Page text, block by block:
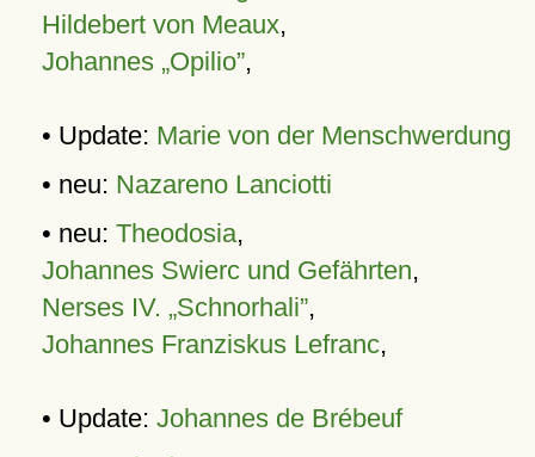
Hildebert von Meaux,
Johannes „Opilio”,
• Update: Marie von der Menschwerdung
• neu: Nazareno Lanciotti
• neu: Theodosia,
Johannes Swierc und Gefährten,
Nerses IV. „Schnorhali”,
Johannes Franziskus Lefranc,
• Update: Johannes de Brébeuf